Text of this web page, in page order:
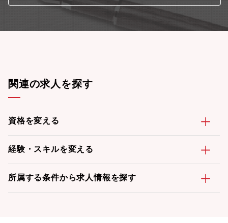
関連の求人を探す
資格を変える
経験・スキルを変える
所属する条件から求人情報を探す